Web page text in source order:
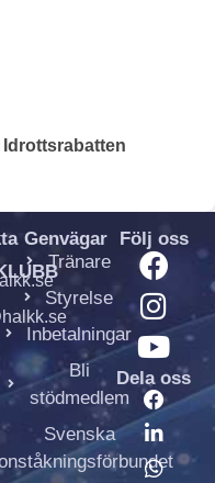
Idrottsrabatten
Genvägar
Tränare
Styrelse
Inbetalningar
Bli
stödmedlem
Svenska
Följ oss
Dela oss